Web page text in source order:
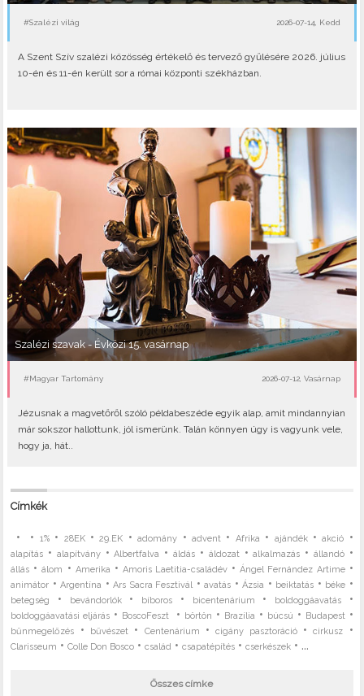
#Szalézi világ 2026-07-14, Kedd
A Szent Szív szalézi közösség értékelő és tervező gyűlésére 2026. július
10-én és 11-én került sor a római központi székházban.
Szalézi szavak - Évközi 15. vasárnap
#Magyar Tartomány 2026-07-12, Vasárnap
Jézusnak a magvetőről szóló példabeszéde egyik alap, amit mindannyian
már sokszor hallottunk, jól ismerünk. Talán könnyen úgy is vagyunk vele,
hogy ja, hát..
Címkék
• • 1%• 28EK•29.EK •adomány •advent • Afrika • ajándék•akció •
alapítás • alapítvány•Albertfalva •áldás • áldozat •alkalmazás • állandó•
állás •álom • Amerika • Amoris Laetitia-családév •Ángel Fernández Artime•
animátor •Argentína •Ars Sacra Fesztivál •avatás •Ázsia • beiktatás • béke •
betegség • bevándorlók• bíboros • bicentenárium • boldoggáavatás•
boldoggáavatási eljárás • BoscoFeszt • börtön • Brazília • búcsú • Budapest •
bűnmegelőzés • bűvészet • Centenárium •cigány pasztoráció•cirkusz •
Clarisseum •Colle Don Bosco •család •csapatépítés •cserkészek • ...
Összes címke